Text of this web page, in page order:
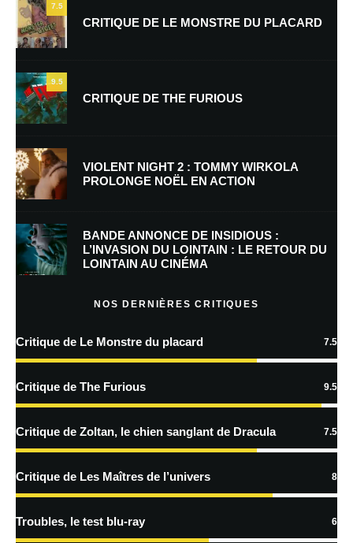
Nom*
E-mail*
Enregistrer mon nom, mon e-mail et mon site dans le navigateur pour
mon prochain commentaire.
Prévenez-moi de tous les nouveaux commentaires par e-mail.
Prévenez-moi de tous les nouveaux articles par e-mail.
En savoir
traitées
7.5
CRITIQUE DE LE MONSTRE DU PLACARD
9.5
CRITIQUE DE THE FURIOUS
VIOLENT NIGHT 2 : TOMMY WIRKOLA
PROLONGE NOËL EN ACTION
BANDE ANNONCE DE INSIDIOUS :
L’INVASION DU LOINTAIN : LE RETOUR DU
LOINTAIN AU CINÉMA
NOS DERNIÈRES CRITIQUES
Critique de Le Monstre du placard 7.5
Critique de The Furious 9.5
Critique de Zoltan, le chien sanglant de Dracula 7.5
Critique de Les Maîtres de l’univers 8
Troubles, le test blu-ray 6